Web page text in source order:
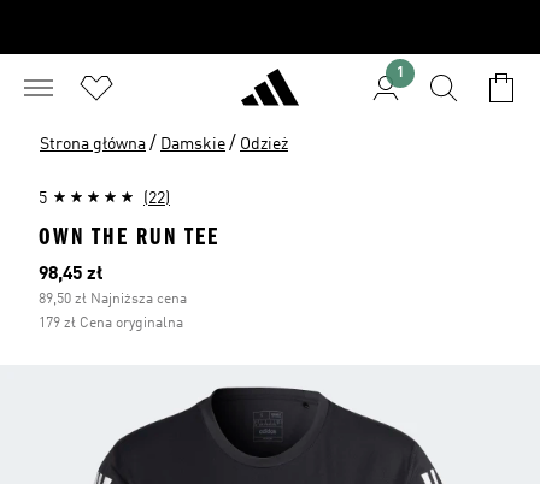
1
Strona główna / Damskie / Odzież
5 (22)
OWN THE RUN TEE
Bieżąca cena
98,45 zł
89,50 zł Najniższa cena
179 zł Cena oryginalna